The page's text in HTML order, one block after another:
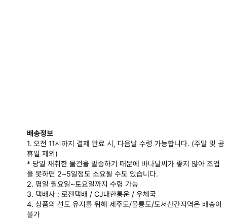
배송정보
1.오전 11시까지 결제 완료 시 다음날 수령 가능합니다. (주말 및 공
휴일 제외)
* 당일 채취한 물건을 발송하기 때문에 바나날씨가 좋지 않아 조업
을 못하면 2~5일정도 소요될 수도 있습니다.
2.평일 월요일~토요일까지 수령 가능
3. 택배사 :로젠택배 /CJ대한통운 /우체국
4.상품의 선도 유지를 위해 제주도/울릉도/도서산간지역은 배송이
불가